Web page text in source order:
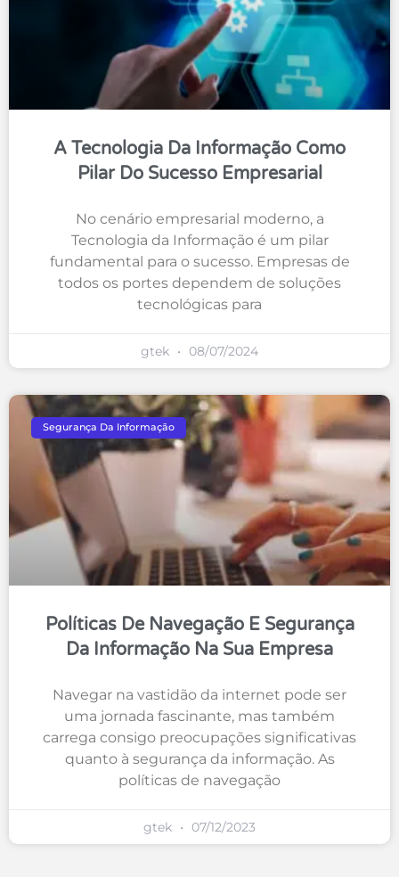
A Tecnologia Da Informação Como
Pilar Do Sucesso Empresarial
No cenário empresarial moderno, a
Tecnologia da Informação é um pilar
fundamental para o sucesso. Empresas de
todos os portes dependem de soluções
tecnológicas para
gtek 08/07/2024
Segurança Da Informação
Políticas De Navegação E Segurança
Da Informação Na Sua Empresa
Navegar na vastidão da internet pode ser
uma jornada fascinante, mas também
carrega consigo preocupações significativas
quanto à segurança da informação. As
políticas de navegação
gtek 07/12/2023